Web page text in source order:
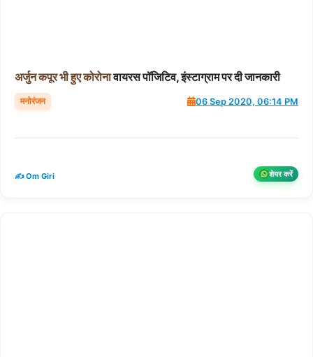
अर्जुनकपूरभीहुएकोरोनावायरस पॉजिटिव, इंस्टाग्राम पर दी जानकारी
मनोरंजन 06 Sep 2020, 06:14 PM
✍️ Om Giri शेयर करें